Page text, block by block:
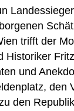
trifft der
Historiker
und
den
den